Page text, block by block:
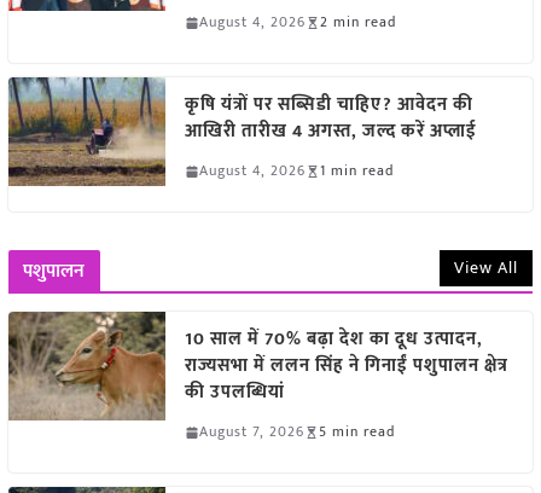
August 4, 2026 2 min read
कृषि यंत्रों पर सब्सिडी चाहिए? आवेदन की
आखिरी तारीख 4 अगस्त, जल्द करें अप्लाई
August 4, 2026 1 min read
पशुपालन View All
10 साल में 70% बढ़ा देश का दूध उत्पादन,
राज्यसभा में ललन सिंह ने गिनाईं पशुपालन क्षेत्र
की उपलब्धियां
August 7, 2026 5 min read